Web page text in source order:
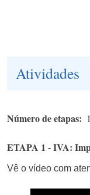
Atividades
Número de etapas 1
ETAPA 1 - IVA:
Vê o vídeo com